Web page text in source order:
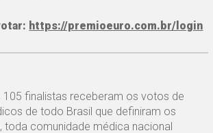
https://premioeuro.com.br/login
105 finalistas receberam os votos de
de todo Brasil que definiram os
toda comunidade médica nacional